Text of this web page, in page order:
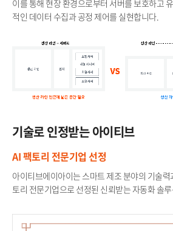
이를 통해 현장 환경으로부터 서버를 보호하고
적인 데이터 수집과 공정 제어를 실현합니다.
기술로 인정받는 아이티브​
AI 팩토리 전문기업 선정​
아이티브에이아이는 스마트 제조 분야의 기술
토리 전문기업으로 선정된 신뢰받는 자동화 솔